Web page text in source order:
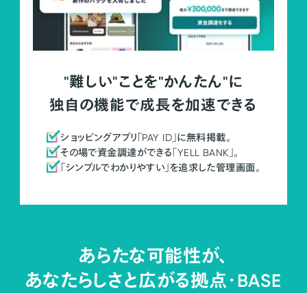
"難しい"ことを"かんたん"に
独自の機能で成長を加速できる
ショッピングアプリ「PAY ID」に無料掲載。
その場で資金調達ができる「YELL BANK」。
「シンプルでわかりやすい」を追求した管理画面。
あらたな可能性が、
あなたらしさと広がる拠点・BASE